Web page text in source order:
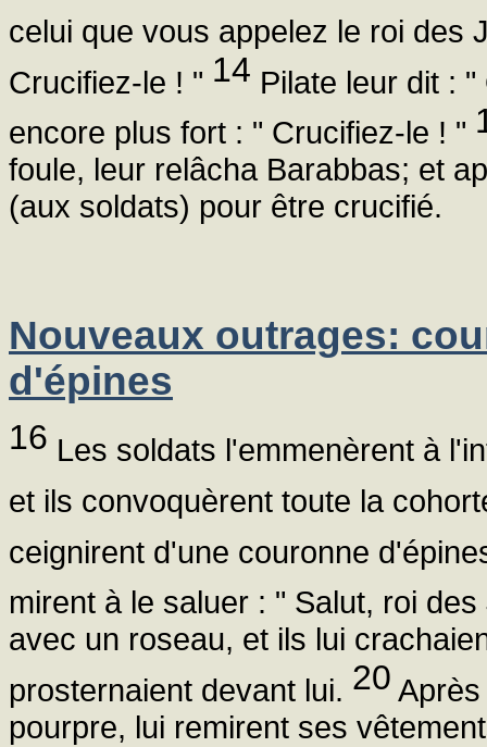
celui que vous appelez le roi des
Crucifiez-le ! " 14 Pilate leur dit :
encore plus fort : " Crucifiez-le ! "
foule, leur relâcha Barabbas; et
(aux soldats) pour être crucifié.
Nouveaux outrages:
d'épines
16 Les soldats l'emmenèrent à
et ils convoquèrent toute la
ceignirent d'une couronne
mirent à le saluer : " Salut, roi
avec un roseau, et ils lui
prosternaient devant lui. 20
pourpre, lui remirent ses